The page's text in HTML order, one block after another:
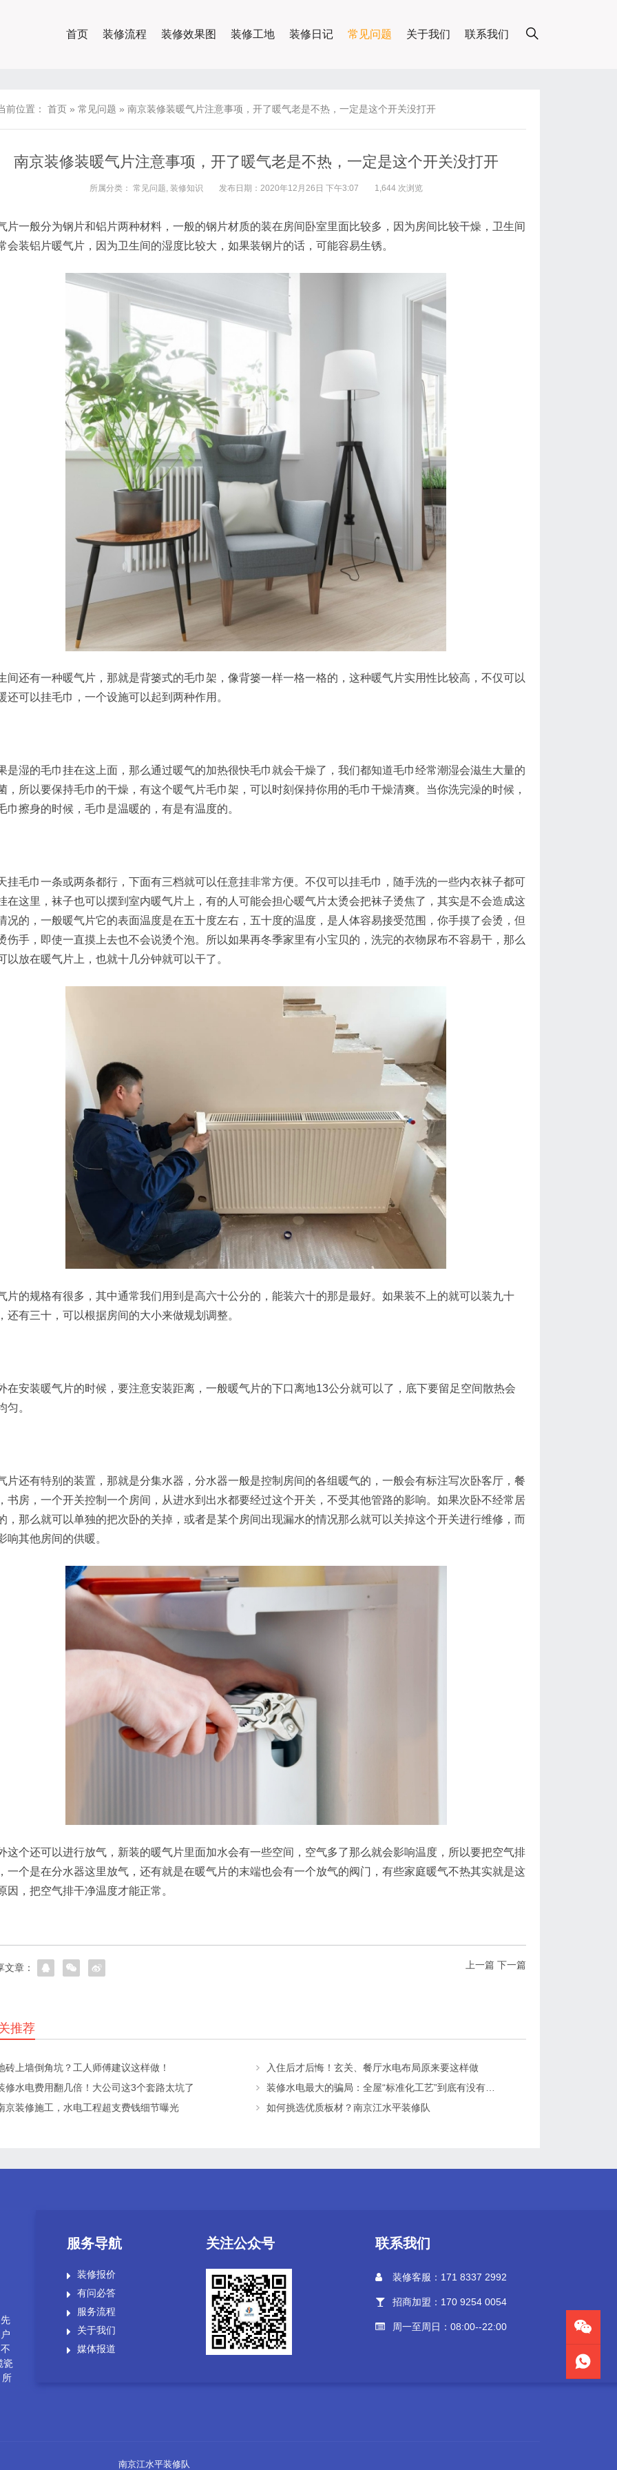
首页 装修流程 装修效果图 装修工地 装修日记 常见问题 关于我们 联系我们
前位置： 首页 » 常见问题 » 南京装修装暖气片注意事项，开了暖气老是不热，一定是这个开关没打开
南京装修装暖气片注意事项，开了暖气老是不热，一定是这个开关没打开
所属分类： 常见问题, 装修知识 发布日期：2020年12月26日 下午3:07 1,644 次浏览
片一般分为钢片和铝片两种材料，一般的钢片材质的装在房间卧室里面比较多，因为房间比较干燥，卫生间
会装铝片暖气片，因为卫生间的湿度比较大，如果装钢片的话，可能容易生锈。
间还有一种暖气片，那就是背篓式的毛巾架，像背篓一样一格一格的，这种暖气片实用性比较高，不仅可以
还可以挂毛巾，一个设施可以起到两种作用。
是湿的毛巾挂在这上面，那么通过暖气的加热很快毛巾就会干燥了，我们都知道毛巾经常潮湿会滋生大量的
，所以要保持毛巾的干燥，有这个暖气片毛巾架，可以时刻保持你用的毛巾干燥清爽。当你洗完澡的时候，
巾擦身的时候，毛巾是温暖的，有是有温度的。
挂毛巾一条或两条都行，下面有三档就可以任意挂非常方便。不仅可以挂毛巾，随手洗的一些内衣袜子都可
在这里，袜子也可以摆到室内暖气片上，有的人可能会担心暖气片太烫会把袜子烫焦了，其实是不会造成这
况的，一般暖气片它的表面温度是在五十度左右，五十度的温度，是人体容易接受范围，你手摸了会烫，但
伤手，即使一直摸上去也不会说烫个泡。所以如果再冬季家里有小宝贝的，洗完的衣物尿布不容易干，那么
以放在暖气片上，也就十几分钟就可以干了。
片的规格有很多，其中通常我们用到是高六十公分的，能装六十的那是最好。如果装不上的就可以装九十
还有三十，可以根据房间的大小来做规划调整。
在安装暖气片的时候，要注意安装距离，一般暖气片的下口离地13公分就可以了，底下要留足空间散热会
匀。
片还有特别的装置，那就是分集水器，分水器一般是控制房间的各组暖气的，一般会有标注写次卧客厅，餐
书房，一个开关控制一个房间，从进水到出水都要经过这个开关，不受其他管路的影响。如果次卧不经常居
，那么就可以单独的把次卧的关掉，或者是某个房间出现漏水的情况那么就可以关掉这个开关进行维修，而
响其他房间的供暖。
这个还可以进行放气，新装的暖气片里面加水会有一些空间，空气多了那么就会影响温度，所以要把空气排
一个是在分水器这里放气，还有就是在暖气片的末端也会有一个放气的阀门，有些家庭暖气不热其实就是这
因，把空气排干净温度才能正常。
上一篇 下一篇
文章：
推荐
砖上墙倒角坑？工人师傅建议这样做！
入住后才后悔！玄关、餐厅水电布局原来要这样做
修水电费用翻几倍！大公司这3个套路太坑了
装修水电最大的骗局：全屋“标准化工艺”到底有没有用？
京装修施工，水电工程超支费钱细节曝光
如何挑选优质板材？南京江水平装修队
瓷
所
服务导航
装修报价
有问必答
服务流程
关于我们
媒体报道
关注公众号 联系我们
装修客服：171 8337 2992
招商加盟：170 9254 0054
周一至周日：08:00--22:00
南京江水平装修队